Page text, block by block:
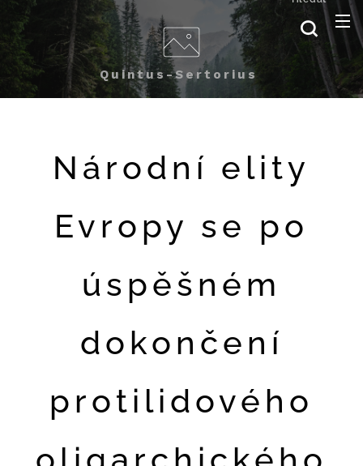
Quintus-Sertorius
Národní elity
Evropy se po
úspěšném
dokončení
protilidového